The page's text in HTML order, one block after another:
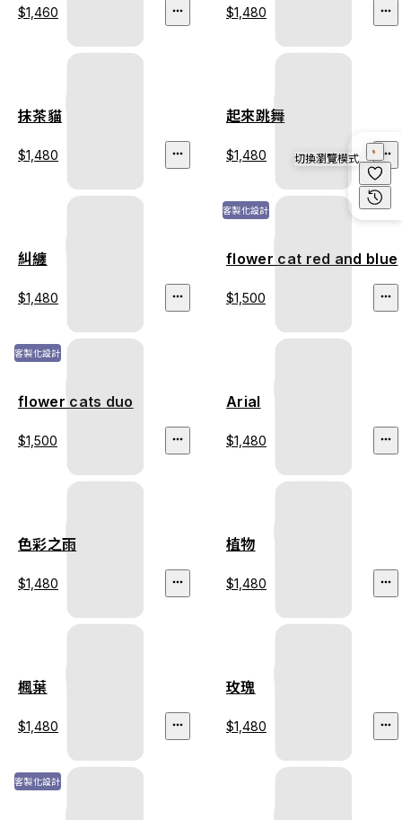
$1,460 $1,480
抹茶貓
$1,480
起來跳舞
$1,480
糾纏
$1,480
客製化設計
flower cat red and blue
$1,500
客製化設計
flower cats duo
$1,500
Arial
$1,480
色彩之雨
$1,480
植物
$1,480
楓葉
$1,480
玫瑰
$1,480
客製化設計
切換瀏覽模式